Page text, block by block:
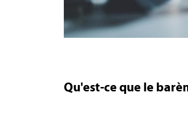
Qu'est-ce que le